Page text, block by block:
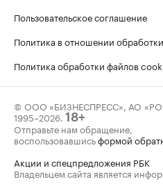
Пользовательское соглашение
Политика в отношении
Политика обработки файлов
© ООО «БИЗНЕСПРЕСС», АО
1995–2026. 18+
Отправьте нам обращение,
воспользовавшисьформой
Акции и спецпредложения РБК
Владельцем сайта является